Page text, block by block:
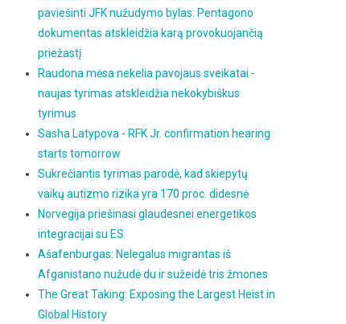
paviešinti JFK nužudymo bylas: Pentagono
dokumentas atskleidžia karą provokuojančią
priežastį
Raudona mėsa nekelia pavojaus sveikatai -
naujas tyrimas atskleidžia nekokybiškus
tyrimus
Sasha Latypova - RFK Jr. confirmation hearing
starts tomorrow
Sukrečiantis tyrimas parodė, kad skiepytų
vaikų autizmo rizika yra 170 proc. didesnė
Norvegija priešinasi glaudesnei energetikos
integracijai su ES
Ašafenburgas: Nelegalus migrantas iš
Afganistano nužudė du ir sužeidė tris žmones
The Great Taking: Exposing the Largest Heist in
Global History